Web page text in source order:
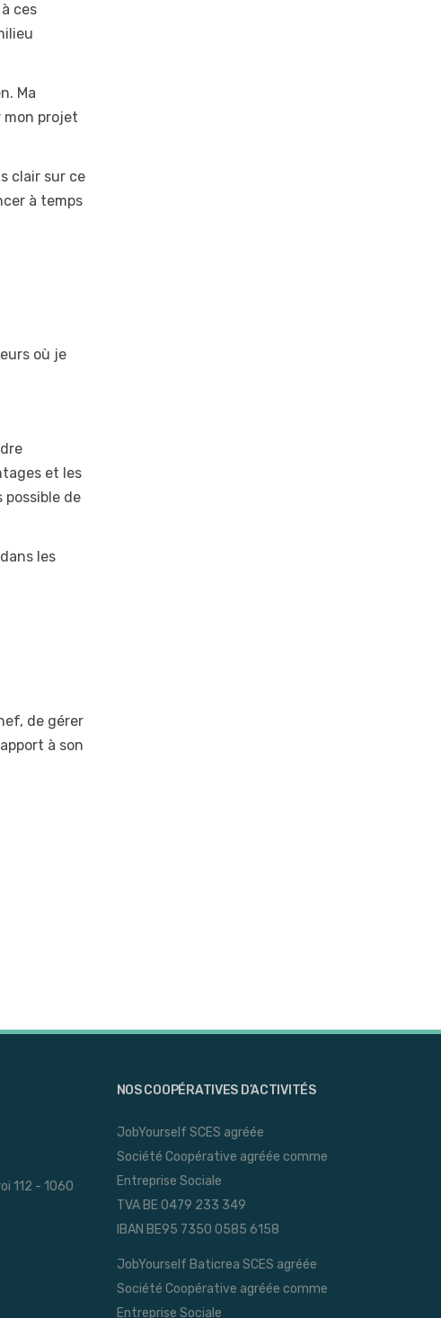
ces
Ma
mon projet
clair sur ce
à temps
où je
et les
possible de
les
de gérer
à son
112 - 1060
NOS COOPÉRATIVES D’ACTIVITÉS
JobYourself SCES agréée
Société Coopérative agréée comme
Entreprise Sociale
TVA BE 0479 233 349
IBAN BE95 7350 0585 6158
JobYourself Baticrea SCES agréée
Société Coopérative agréée comme
Entreprise Sociale